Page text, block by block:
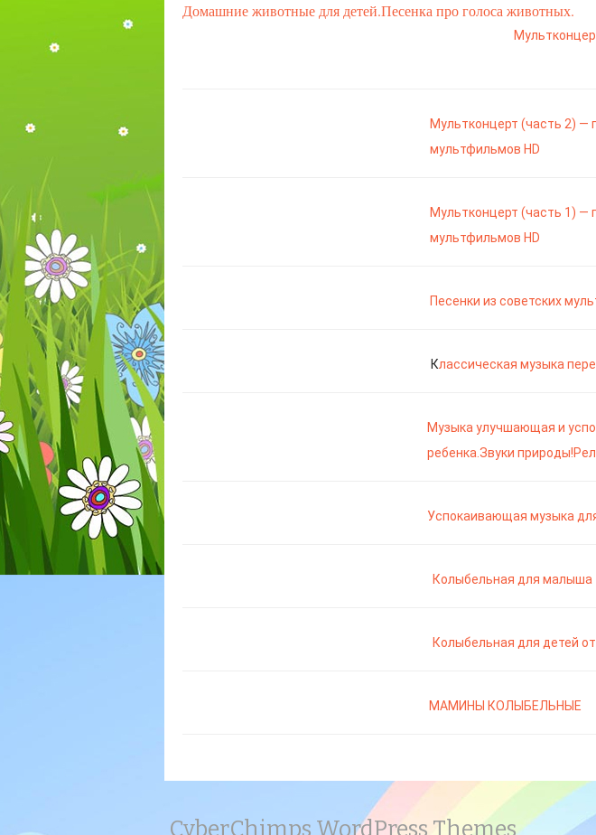
Домашние животные для детей.Песенка про голоса животных.
Мультконцерт (часть 2) —
мультфильмов HD
Мультконцерт (часть 1) —
мультфильмов HD
Песенки из советских
Классическая музыка
Музыка улучшающая и
ребенка.Звуки
Успокаивающая музыка
Колыбельная для малыша
Колыбельная для детей от
МАМИНЫ КОЛЫБЕЛЬНЫЕ